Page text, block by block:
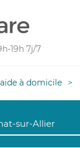
19h 7j/7
à domicile